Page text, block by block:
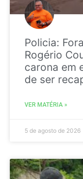
Policia:
Rogério
carona em
de ser
VER MATÉRIA »
5 de agosto de 2026